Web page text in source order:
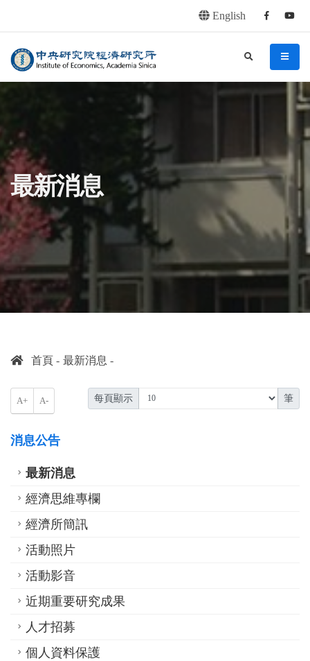
English Facebook
中央研究院經濟研究所 menu
search
最新消息
首頁 最新消息
A+ A- 每頁顯示 筆
消息公告
最新消息
經濟思維專欄
經濟所簡訊
活動照片
活動影音
近期重要研究成果
人才招募
個人資料保護